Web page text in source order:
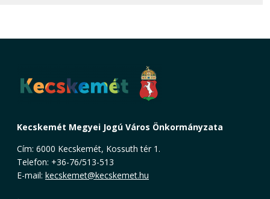
Kecskemét Megyei Jogú Város Önkormányzata
Cím: 6000 Kecskemét, Kossuth tér 1.
Telefon: +36-76/513-513
E-mail: kecskemet@kecskemet.hu